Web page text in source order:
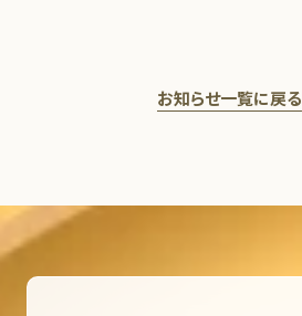
お知らせ一覧に戻る